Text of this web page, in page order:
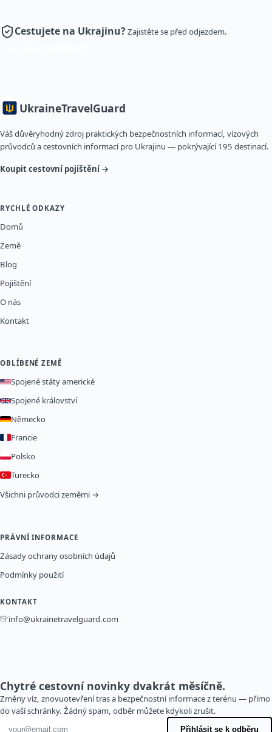
Cestujete na Ukrajinu?Zajistěte se před odjezdem.
UkraineTravelGuard
Váš důvěryhodný zdroj praktických bezpečnostních informací, vízových
průvodců a cestovních informací pro Ukrajinu — pokrývající 195 destinací.
Koupit cestovní pojištění →
RYCHLÉ ODKAZY
Domů
Země
Blog
Pojištění
O nás
Kontakt
OBLÍBENÉ ZEMĚ
Spojené státy americké
Spojené království
Německo
Francie
Polsko
Turecko
Všichni průvodci zeměmi →
PRÁVNÍ INFORMACE
Zásady ochrany osobních údajů
Podmínky použití
KONTAKT
info@ukrainetravelguard.com
Chytré cestovní novinky dvakrát měsíčně.
Změny víz, znovuotevření tras a bezpečnostní informace z terénu — přímo
do vaší schránky. Žádný spam, odběr můžete kdykoli zrušit.
E-mailová adresa Přihlásit se k odběru